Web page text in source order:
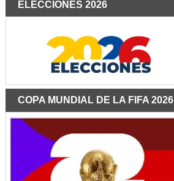
ELECCIONES 2026
COPA MUNDIAL DE LA FIFA 2026